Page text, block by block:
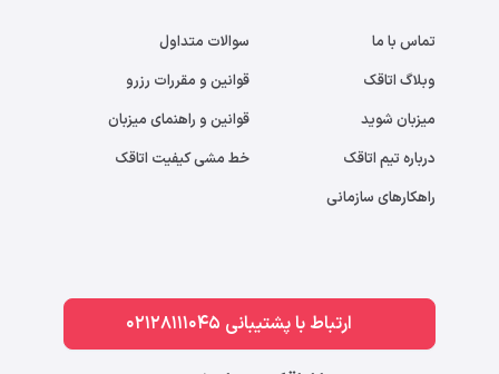
تماس با ما
وبلاگ اتاقک
میزبان شوید
درباره تیم اتاقک
راهکارهای سازمانی
سوالات متداول
قوانین و مقررات رزرو
قوانین و راهنمای میزبان
خط مشی کیفیت اتاقک
ارتباط با پشتیبانی 02128111045